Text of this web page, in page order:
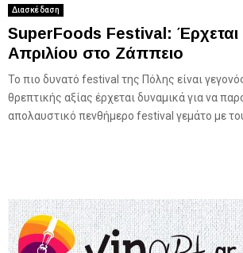
Διασκέδαση
SuperFoods Festival: Έρχεται
Απριλίου στο Ζάππειο
Το πιο δυνατό festival της Πόλης είναι
θρεπτικής αξίας έρχεται δυναμικά για να
απολαυστικό πενθήμερο festival γεμάτο με